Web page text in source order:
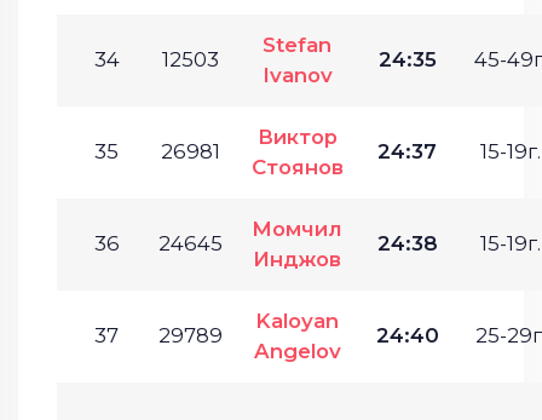
34 12503
Stefan
Ivanov
24:35 45-
35 26981
Виктор
Стоянов
24:37 15-19г.
36 24645
Момчил
Инджов
24:38 15-19г.
37 29789
Kaloyan
Angelov
24:40 25-